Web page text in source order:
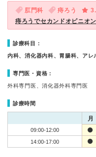
肛門科 痔ろう
痔ろうでセカンドオピニオン
診療科目：
内科、消化器内科、胃腸科、ア
専門医・資格：
外科専門医、消化器外科専門医
診療時間
月
09:00-12:00
14:00-17:00